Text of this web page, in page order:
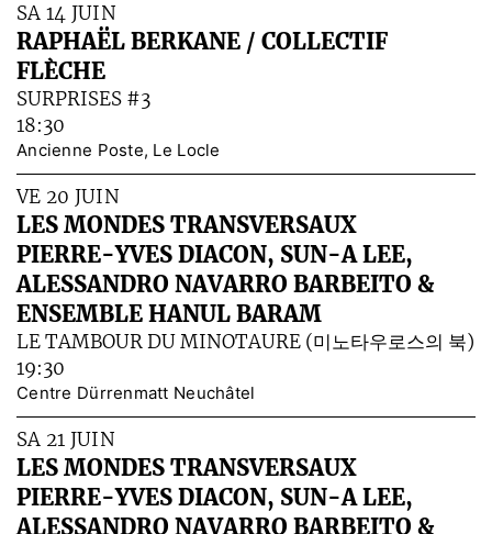
SA 14 JUIN
RAPHAËL BERKANE / COLLECTIF
FLÈCHE
SURPRISES #3
18:30
Ancienne Poste, Le Locle
VE 20 JUIN
LES MONDES TRANSVERSAUX
PIERRE-YVES DIACON, SUN-A LEE,
ALESSANDRO NAVARRO BARBEITO &
ENSEMBLE HANUL BARAM
LE TAMBOUR DU MINOTAURE (미노타우로스의 북)
19:30
Centre Dürrenmatt Neuchâtel
SA 21 JUIN
LES MONDES TRANSVERSAUX
PIERRE-YVES DIACON, SUN-A LEE,
ALESSANDRO NAVARRO BARBEITO &